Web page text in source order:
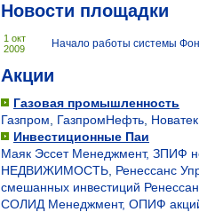
Новости площадки
1 окт
2009
Начало работы системы
Акции
Газовая промышленность
Газпром
ГазпромНефть Новатек
Инвестиционные Паи
Маяк Эссет Менеджмент, ЗПИФ
НЕДВИЖИМОСТЬ Ренессанс
смешанных инвестиций
СОЛИД Менеджмент, ОПИФ